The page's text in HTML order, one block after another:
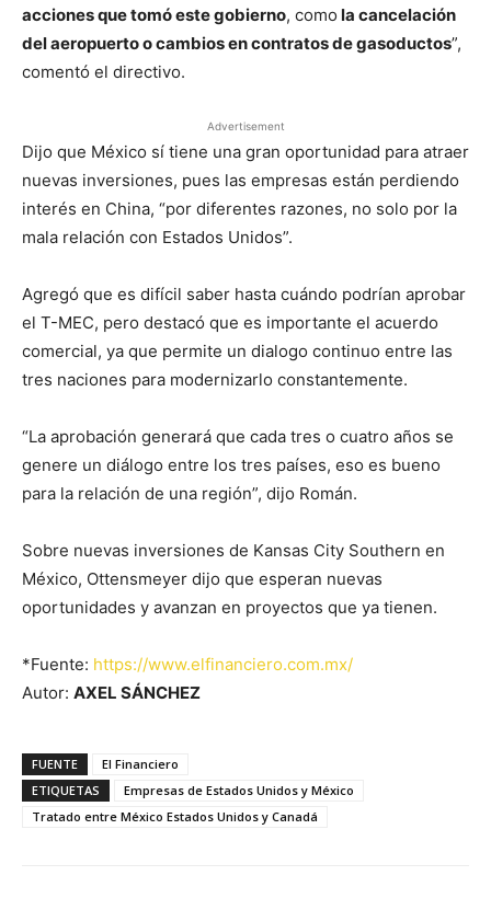
acciones que tomó este gobierno, como la cancelación
del aeropuerto o cambios en contratos de gasoductos”,
comentó el directivo.
Advertisement
Dijo que México sí tiene una gran oportunidad para atraer
nuevas inversiones, pues las empresas están perdiendo
interés en China, “por diferentes razones, no solo por la
mala relación con Estados Unidos”.
Agregó que es difícil saber hasta cuándo podrían aprobar
el T-MEC, pero destacó que es importante el acuerdo
comercial, ya que permite un dialogo continuo entre las
tres naciones para modernizarlo constantemente.
“La aprobación generará que cada tres o cuatro años se
genere un diálogo entre los tres países, eso es bueno
para la relación de una región”, dijo Román.
Sobre nuevas inversiones de Kansas City Southern en
México, Ottensmeyer dijo que esperan nuevas
oportunidades y avanzan en proyectos que ya tienen.
*Fuente: https://www.elfinanciero.com.mx/
Autor: AXEL SÁNCHEZ
FUENTE
El Financiero
ETIQUETAS
Empresas de Estados Unidos y México
Tratado entre México Estados Unidos y Canadá